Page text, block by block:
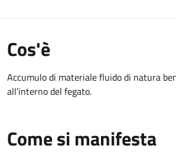
Cos'è
Accumulo di materiale fluido di natura
all’interno del fegato.
Come si manifesta